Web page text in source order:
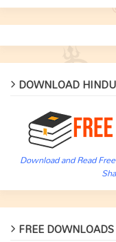
DOWNLOAD
Download and Read
FREE